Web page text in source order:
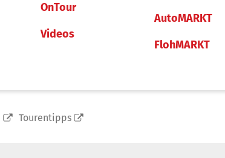
OnTour
Videos
AutoMARKT
FlohMARKT
Tourentipps